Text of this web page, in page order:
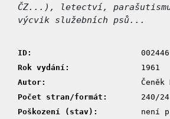
ČZ...), letectví,
výcvik služebních psů...
ID:
Rok vydání:
1961
Autor:
Čeněk
Počet stran/formát:
240/
Poškození (stav):
není